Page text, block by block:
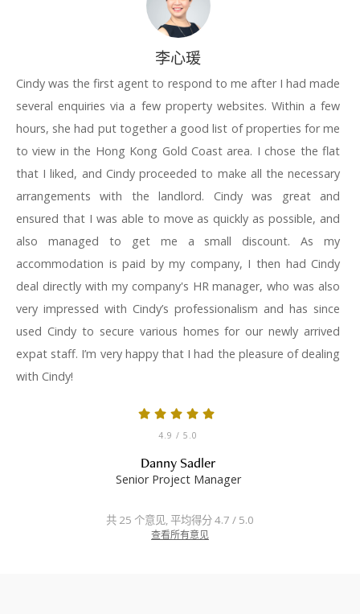
李心瑗
Cindy was the first agent to respond to me after I had made
several enquiries via a few property websites. Within a few
hours, she had put together a good list of properties for me
to view in the Hong Kong Gold Coast area. I chose the flat
that I liked, and Cindy proceeded to make all the necessary
arrangements with the landlord. Cindy was great and
ensured that I was able to move as quickly as possible, and
also managed to get me a small discount. As my
accommodation is paid by my company, I then had Cindy
deal directly with my company's HR manager, who was also
very impressed with Cindy’s professionalism and has since
used Cindy to secure various homes for our newly arrived
expat staff. I’m very happy that I had the pleasure of dealing
with Cindy!
4.9 / 5.0
Danny Sadler
Senior Project Manager
共 25 个意见, 平均得分 4.7 / 5.0
查看所有意见